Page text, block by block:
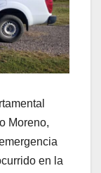
Moreno,
en la